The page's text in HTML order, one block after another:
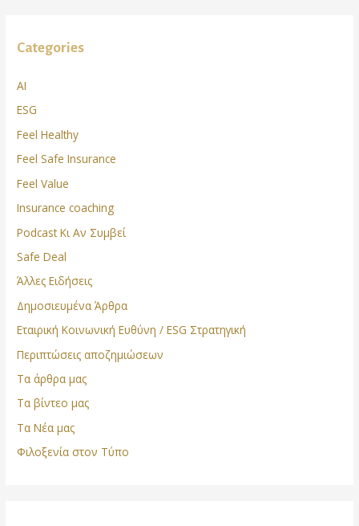
Categories
AI
ESG
Feel Healthy
Feel Safe Insurance
Feel Value
Insurance coaching
Podcast Κι Αν Συμβεί
Safe Deal
Άλλες Ειδήσεις
Δημοσιευμένα Άρθρα
Εταιρική Κοινωνική Ευθύνη / ESG Στρατηγική
Περιπτώσεις αποζημιώσεων
Τα άρθρα μας
Τα βίντεο μας
Τα Νέα μας
Φιλοξενία στον Τύπο